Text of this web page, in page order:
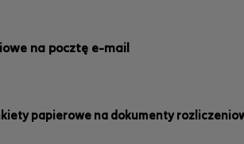
na pocztę e-mail
papierowe na dokumenty